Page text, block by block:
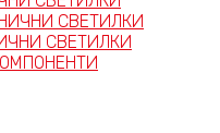
СВЕТИЛКИ
СВЕТИЛКИ